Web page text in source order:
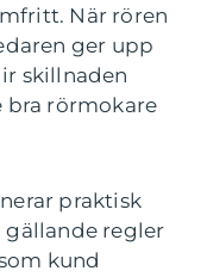
När rören
ger upp
skillnaden
bra rörmokare
praktisk
regler
kund